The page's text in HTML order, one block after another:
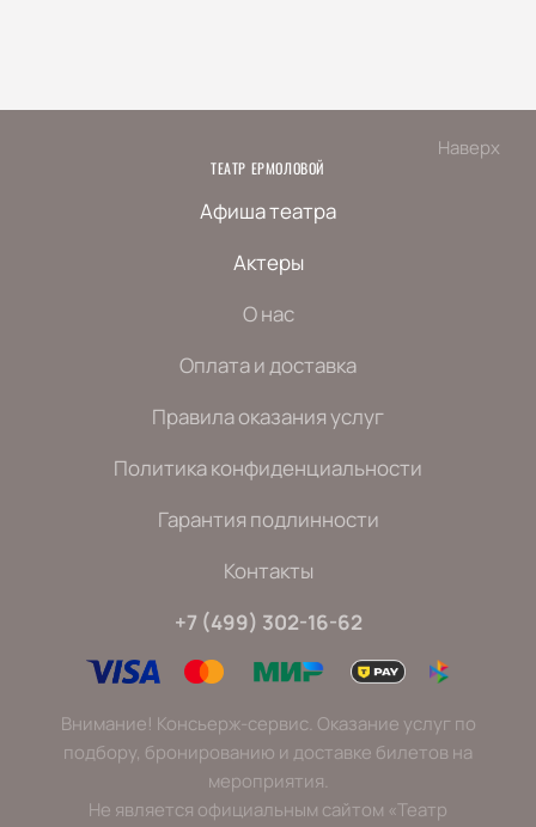
Наверх
ТЕАТР ЕРМОЛОВОЙ
Афиша театра
Актеры
О нас
Оплата и доставка
Правила оказания услуг
Политика конфиденциальности
Гарантия подлинности
Контакты
+7 (499) 302-16-62
Внимание! Консьерж-сервис. Оказание услуг по
подбору, бронированию и доставке билетов на
мероприятия.
Не является официальным сайтом «Театр